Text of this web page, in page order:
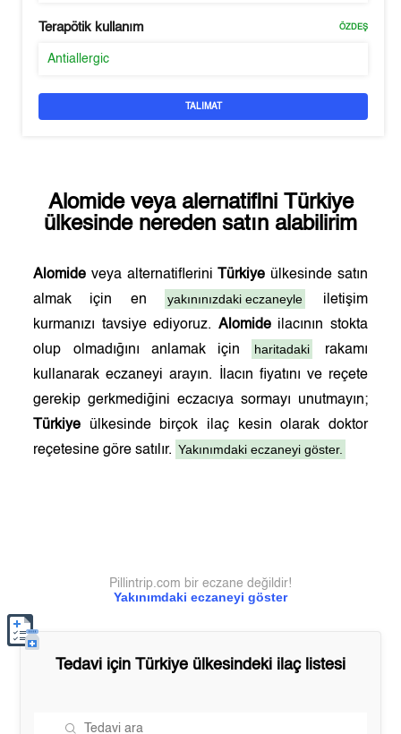
Terapötik kullanım ÖZDEŞ
Antiallergic
TALIMAT
Alomideveya alernatifini Türkiye
ülkesinde nereden satın alabilirim
Alomide veya alternatiflerini Türkiye ülkesinde satın
almak için en
yakınınızdaki eczaneyle
iletişim
kurmanızı tavsiye ediyoruz. Alomideilacının stokta
olup olmadığını anlamak için
haritadaki
rakamı
kullanarak eczaneyi arayın. İlacın fiyatını ve reçete
gerekip gerkmediğini eczacıya sormayı unutmayın;
Türkiye ülkesinde birçok ilaç kesin olarak doktor
reçetesine göre satılır. Yakınımdaki eczaneyi göster.
Yakınımdaki eczaneyi göster
Pillintrip.com bir eczane değildir!
Tedavi için Türkiye ülkesindeki ilaç listesi